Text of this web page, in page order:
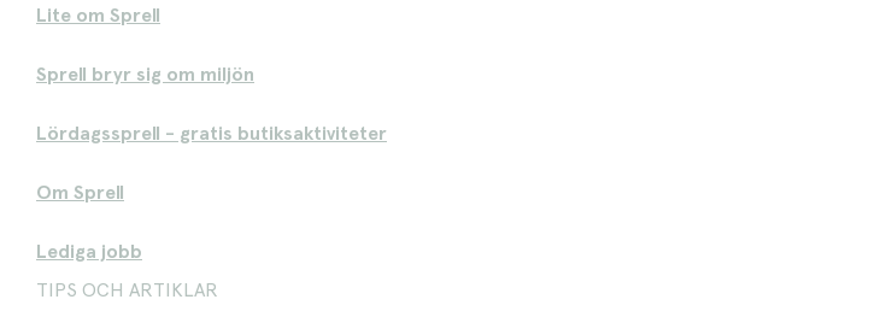
Lite om Sprell
Sprell bryr sig om miljön
Lördagssprell - gratis butiksaktiviteter
Om Sprell
Lediga jobb
TIPS OCH ARTIKLAR